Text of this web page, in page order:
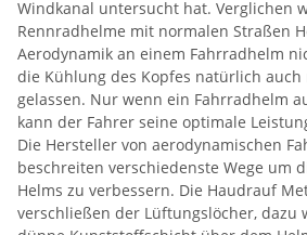
Windkanal untersucht hat. Verglichen
Rennradhelme mit normalen Straßen
Aerodynamik an einem Fahrradhelm
die Kühlung des Kopfes natürlich
gelassen. Nur wenn ein Fahrradhelm
kann der Fahrer seine optimale
Die Hersteller von aerodynamischen
beschreiten verschiedenste Wege um
Helms zu verbessern. Die Haudrauf
verschließen der Lüftungslöcher, dazu